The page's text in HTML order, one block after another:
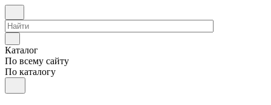
Каталог
По всему сайту
По каталогу